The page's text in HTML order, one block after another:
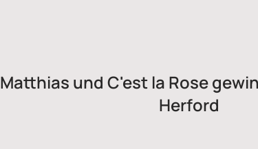
Matthias und C'est la Rose
Herford